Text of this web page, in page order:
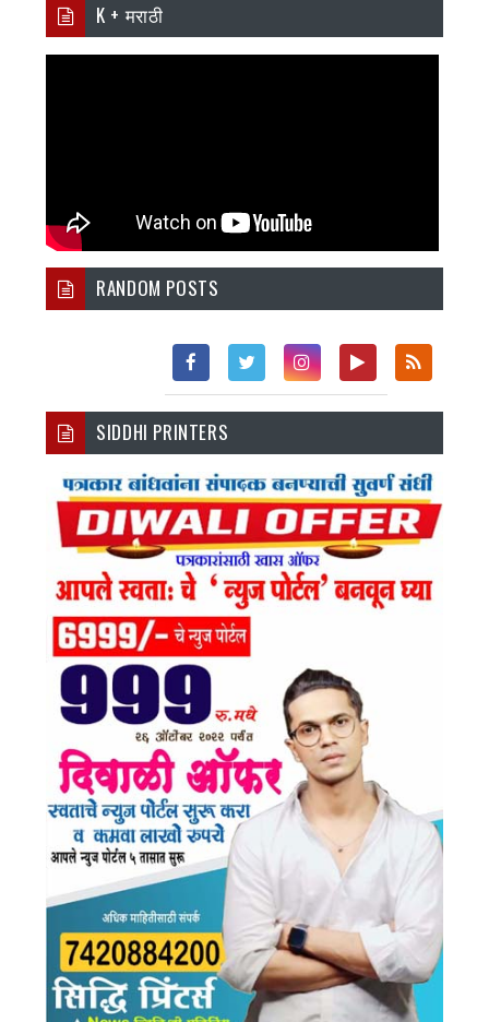
K + मराठी
RANDOM POSTS
Fac
Ebo
Ok
Twi
Inst
Am
You
E
SIDDHI PRINTERS